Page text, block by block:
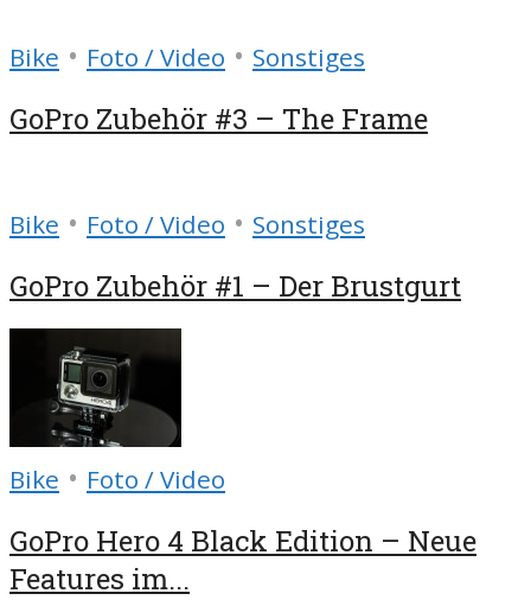
Bike • Foto / Video • Sonstiges
GoPro Zubehör #3 – The Frame
Bike • Foto / Video • Sonstiges
GoPro Zubehör #1 – Der Brustgurt
Bike • Foto / Video
GoPro Hero 4 Black Edition – Neue
Features im...